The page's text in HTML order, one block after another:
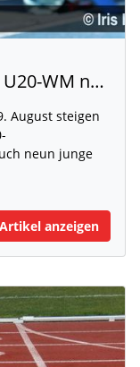
Neun BW-Talente reisen zur U20-WM nach Eugene
August steigen
neun junge
Artikel anzeigen